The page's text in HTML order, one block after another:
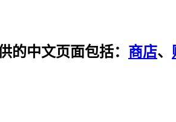
的中文页面包括： 商店、